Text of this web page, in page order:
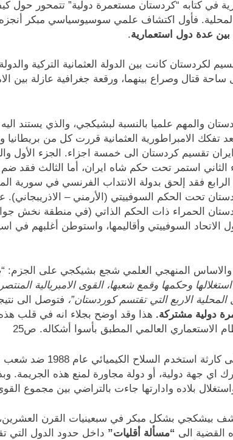
في كتابه “كردستان مستعمرة دولية” تتمحور حول
والمحلية. فأول اكتشاف علمي سوسيوسياسي مبكر
عدة دول استعمارية.
قتال وصراع بينهما، ورقعة جغرافية عازلة بين
والمهم علميا بالنسبة لبشيكجي، والذي يستند
تفكك الامبراطورية العثمانية قررت كل من
ايران تقسيم كردستان الى خمسة اجزاء. الجزء
الثاني استمر تحت حكم شاه ايران، أما الثالث فقد
الرابع فقد إلحق بدولة الانتداب الفرنسي في
تحت الحكم السوفييتي (الأرمني –
الحمراء ذات الحكم الذاتي (في منطقة نخش
والاساس المنهجي العلمي شجع بشيكجي على الجزم: “
وحكمها وقمع شعبها، القوى الامبريالية
المحلية الاربع التي تقتسم كوردستان”، فتوصل الى
دولية مشتركة. هذا وقد اوضح بجلاء انه في قلب
الاستعماري العالمي المطبق بأسوا أشكاله. ص25
يستند في فرضيته على
اي جهة دولية، أو دولة مجاورة لمنع هذه
بلاده وادارتها جاءت بالتراضي بين مجموع القوى
بيشكجي بشكل مبكر في سبعينيات القرن
القضية الى “مسألة أقليات” داخل حدود الدول التي